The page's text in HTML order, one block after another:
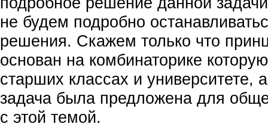
не будем подробно
решения. Скажем только что
основан на комбинаторике
старших классах и университете,
задача была предложена для
с этой темой.